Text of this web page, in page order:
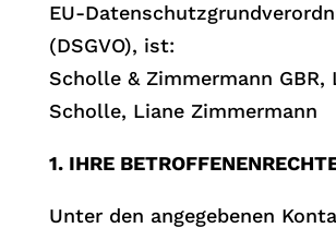
EU-
(DSGVO), ist:
Scholle & Zimmermann GBR,
Scholle, Liane Zimmermann
1. IHRE
Unter den angegebenen